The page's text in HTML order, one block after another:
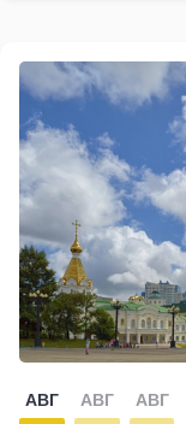
АВГ АВГ АВГ